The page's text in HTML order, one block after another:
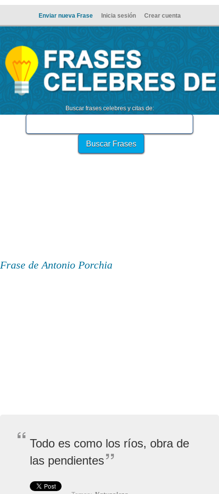
Enviar nueva Frase Inicia sesión Crear cuenta
Buscar frases celebres y citas de:
Frase de Antonio Porchia
Todo es como los ríos, obra de
las pendientes